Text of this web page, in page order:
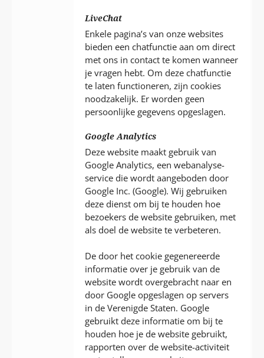
LiveChat
Enkele pagina’s van onze websites
bieden een chatfunctie aan om direct
met ons in contact te komen wanneer
je vragen hebt. Om deze chatfunctie
te laten functioneren, zijn cookies
noodzakelijk. Er worden geen
persoonlijke gegevens opgeslagen.
Google Analytics
Deze website maakt gebruik van
Google Analytics, een webanalyse-
service die wordt aangeboden door
Google Inc. (Google). Wij gebruiken
deze dienst om bij te houden hoe
bezoekers de website gebruiken, met
als doel de website te verbeteren.
De door het cookie gegenereerde
informatie over je gebruik van de
website wordt overgebracht naar en
door Google opgeslagen op servers
in de Verenigde Staten. Google
gebruikt deze informatie om bij te
houden hoe je de website gebruikt,
rapporten over de website-activiteit